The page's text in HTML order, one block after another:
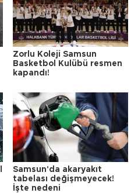
Zorlu Koleji Samsun
Basketbol Kulübü resmen
kapandı!
Samsun'da akaryakıt
tabelası değişmeyecek!
İşte nedeni